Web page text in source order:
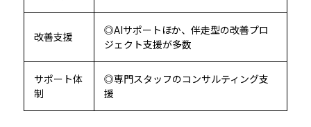
改善支援
◎AIサポートほか、伴走型の改善プロ
ジェクト支援が多数
サポート体
制
◎専門スタッフのコンサルティング支
援